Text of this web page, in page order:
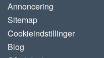
Annoncering
Sitemap
Cookieindstillinger
Blog